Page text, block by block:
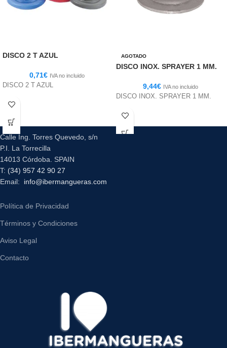
DISCO 2 T AZUL
0,71€ IVA no incluido
DISCO 2 T AZUL
AGOTADO
DISCO INOX. SPRAYER 1 MM.
9,44€ IVA no incluido
DISCO INOX. SPRAYER 1 MM.
Calle Ing. Torres Quevedo, s/n
P.I. La Torrecilla
14013 Córdoba. SPAIN
T: (34) 957 42 90 27
Email: info@ibermangueras.com
Política de Privacidad
Términos y Condiciones
Aviso Legal
Contacto